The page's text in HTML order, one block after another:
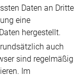
Daten an Dritte
eine
hergestellt.
auch
sind regelmäßig
Im